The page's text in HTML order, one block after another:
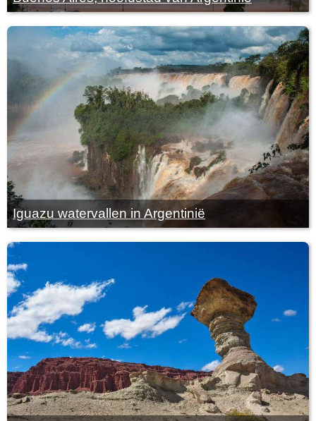
Iguazu watervallen in Argentinië